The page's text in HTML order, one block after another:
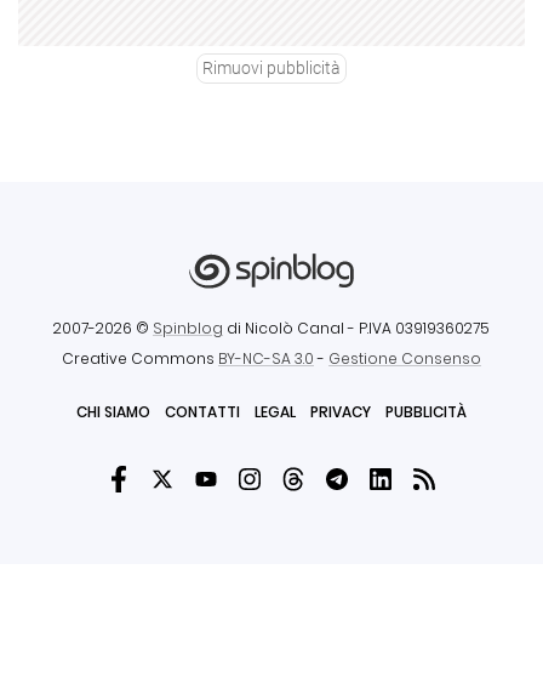
Rimuovi pubblicità
2007-2026 © Spinblog di Nicolò Canal - P.IVA 03919360275
Creative Commons BY-NC-SA 3.0- Gestione Consenso
CHI SIAMO CONTATTI LEGAL PRIVACY PUBBLICITÀ